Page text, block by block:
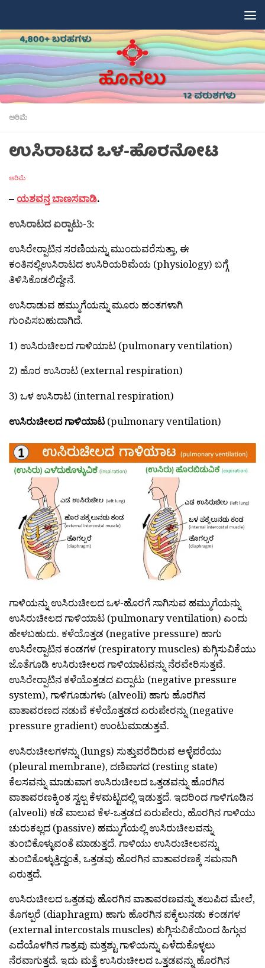
ಅರಿಮೆ
ಉಸಿರಾಟದ ಒಳ-ಹೊರನೋಟ
ಅರಿಮೆ
– ಯಶವನ್ತ ಬಾಣಸವಾಡಿ.
ಉಸಿರಾಟದ ಏರ‍್ಪಾಟು-3:
ಉಸಿರೇರ‍್ಪಾಟಿನ ಸರಣಿಯನ್ನು ಮುಂದುವರೆಸುತ್ತಾ, ಈ
ಕಂತಿನಲ್ಲಿಉಸಿರಾಟದ ಉಸಿರಿಯರಿಮೆಯ (physiology) ಬಗ್ಗೆ
ತಿಳಿಸಿಕೊಡಲಿದ್ದೇನೆ.
ಉಸಿರಾಡುವ ಹಮ್ಮುಗೆಯನ್ನು ಮೂರು ಹಂತಗಳಾಗಿ
ಗುಂಪಿಸಬಹುದಾಗಿದೆ.
1) ಉಸಿರುಚೀಲದ ಗಾಳಿಯಾಟ (pulmonary ventilation)
2) ಹೊರ ಉಸಿರಾಟ (external respiration)
3) ಒಳ ಉಸಿರಾಟ (internal respiration)
ಉಸಿರುಚೀಲದ ಗಾಳಿಯಾಟ(pulmonary ventilation)
ಗಾಳಿಯನ್ನು ಉಸಿರುಚೀಲದ ಒಳ-ಹೊರಗೆ ಸಾಗಿಸುವ ಹಮ್ಮುಗೆಯನ್ನು
ಉಸಿರುಚೀಲದ ಗಾಳಿಯಾಟ (pulmonary ventilation) ಎಂದು
ಹೇಳಬಹುದು. ಕಳೆಯೊತ್ತಡ (negative pressure) ಹಾಗು
ಉಸಿರೇರ‍್ಪಾಟಿನ ಕಂಡಗಳ (respiratory muscles) ಕುಗ್ಗಿಸುವಿಕೆಯು
ಜೊತೆಗೂಡಿ ಉಸಿರುಚೀಲದ ಗಾಳಿಯಾಟವನ್ನು ನೆರವೇರಿಸುತ್ತವೆ.
ಉಸಿರೇರ‍್ಪಾಟಿನ ಕಳೆಯೊತ್ತಡದ ಏರ‍್ಪಾಟು (negative pressure
system), ಗಾಳಿಗೂಡುಗಳು (alveoli) ಹಾಗು ಹೊರಗಿನ
ವಾತಾವರಣದ ನಡುವೆ ಕಳೆಯೊತ್ತಡದ ಏರುಪೇರನ್ನು (negative
pressure gradient) ಉಂಟುಮಾಡುತ್ತವೆ.
ಉಸಿರುಚೀಲಗಳನ್ನು (lungs) ಸುತ್ತುವರೆದಿರುವ ಅಳ್ಳೆಪರೆಯು
(pleural membrane), ದಣಿವಾಗದ (resting state)
ಕೆಲಸವನ್ನು ಮಾಡುವಾಗ ಉಸಿರುಚೀಲದ ಒತ್ತಡವನ್ನು ಹೊರಗಿನ
ವಾತಾವರಣಕ್ಕಿಂತ ಸ್ವಲ್ಪ ಕೆಳಮಟ್ಟದಲ್ಲಿ ಇಡುತ್ತದೆ. ಇದರಿಂದ ಗಾಳಿಗೂಡಿನ
(alveoli) ಕಡೆ ವಾಲುವ ಕೆಳ-ಒತ್ತಡದ ಏರುಪೇರು, ಹೊರಗಿನ ಗಾಳಿಯು
ಚುರುಕಲ್ಲದ (passive) ಹಮ್ಮುಗೆಯಲ್ಲಿ ಉಸಿರುಚೀಲವನ್ನು
ತುಂಬಿಕೊಳ್ಳುವಂತೆ ಮಾಡುತ್ತದೆ. ಗಾಳಿಯು ಉಸಿರುಚೀಲವನ್ನು
ತುಂಬಿಕೊಳ್ಳುತ್ತಿದ್ದಂತೆ, ಒತ್ತಡವು ಹೊರಗಿನ ವಾತಾವರಣಕ್ಕೆ ಸಮನಾಗಿ
ಏರುತ್ತದೆ.
ಉಸಿರುಚೀಲದ ಒತ್ತಡವು ಹೊರಗಿನ ವಾತಾವರಣವನ್ನು ತಲುಪಿದ ಮೇಲೆ,
ತೊಗಲ್ಪರೆ (diaphragm) ಹಾಗು ಹೊರಗಿನ ಪಕ್ಕೆಲುನಡು ಕಂಡಗಳ
(external intercostals muscles) ಕುಗ್ಗಿಸುವಿಕೆಯಿಂದ ಹಿಗ್ಗುವ
ಎದೆಯೊಳಗಿನ ಗಾತ್ರವು ಮತ್ತಶ್ಟು ಗಾಳಿಯನ್ನು ಎಳೆದುಕೊಳ್ಳಲು
ನೆರವಾಗುತ್ತದೆ. ಇದು ಮತ್ತೆ ಉಸಿರುಚೀಲದ ಒತ್ತಡವನ್ನು ಹೊರಗಿನ